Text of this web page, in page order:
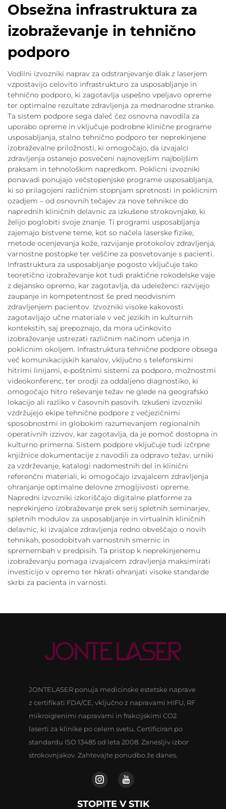
Obsežna infrastruktura za
izobraževanje in tehnično
podporo
Vodilni izvozniki naprav za odstranjevanje dlak z laserjem
vzpostavijo celovito infrastrukturo za usposabljanje in
tehnično podporo, ki zagotavlja uspešno vpeljavo opreme
ter optimalne rezultate zdravljenja za mednarodne stranke.
Ta sistem podpore sega daleč čez osnovna navodila za
uporabo opreme in vključuje podrobne klinične programe
usposabljanja, stalno tehnično podporo ter neprekinjene
izobraževalne priložnosti, ki omogočajo, da izvajalci
zdravljenja ostanejo posvečeni najnovejšim najboljšim
praksam in tehnološkim napredkom. Poklicni izvozniki
ponavadi ponujajo večstopenjske programe usposabljanja,
ki so prilagojeni različnim stopnjam spretnosti in poklicnim
ozadjem – od osnovnih tečajev za nove tehnikce do
naprednih kliničnih delavnic za izkušene strokovnjake, ki
želijo poglobiti svoje znanje. Ti programi usposabljanja
zajemajo bistvene teme, kot so načela laserske fizike,
metode ocenjevanja kože, razvijanje protokolov zdravljenja,
varnostne postopke ter veščine za posvetovanje s pacienti.
Infrastruktura za usposabljanje pogosto vključuje tako
teoretično izobraževanje kot tudi praktične rokodelske vaje
z dejansko opremo, kar zagotavlja, da udeleženci razvijejo
zaupanje in kompetentnost še pred neodvisnim
zdravljenjem pacientov. Izvozniki visoke kakovosti
zagotavljajo učne materiale v več jezikih in kulturnih
kontekstih, saj prepoznajo, da mora učinkovito
izobraževanje ustrezati različnim načinom učenja in
poklicnim okoljem. Infrastruktura tehnične podpore obsega
več komunikacijskih kanalov, vključno s telefonskimi
hitrimi linijami, e-poštnimi sistemi za podporo, možnostmi
videokonferenc, ter orodji za oddaljeno diagnostiko, ki
omogočajo hitro reševanje težav ne glede na geografsko
lokacijo ali razliko v časovnih pasovih. Izkušeni izvozniki
vzdržujejo ekipe tehnične podpore z večjezičnimi
sposobnostmi in globokim razumevanjem regionalnih
operativnih izzivov, kar zagotavlja, da je pomoč dostopna in
kulturno primerna. Sistem podpore vključuje tudi izčrpne
knjižnice dokumentacije z navodili za odpravo težav, urniki
za vzdrževanje, katalogi nadomestnih del in klinični
referenčni materiali, ki omogočajo izvajalcem zdravljenja
ohranjanje optimalne delovne zmogljivosti opreme.
Napredni izvozniki izkoriščajo digitalne platforme za
neprekinjeno izobraževanje prek serij spletnih seminarjev,
spletnih modulov za usposabljanje in virtualnih kliničnih
delavnic, ki izvajalce zdravljenja redno obveščajo o novih
tehnikah, posodobitvah varnostnih smernic in
spremembah v predpisih. Ta pristop k neprekinjenemu
izobraževanju pomaga izvajalcem zdravljenja maksimirati
investicijo v opremo ter hkrati ohranjati visoke standarde
skrbi za pacienta in varnosti.
JONTELASER ponuja medicinske estetske naprave
z certifikati FDA/CE, vključno z napravami HIFU, RF
mikroiglenimi napravami in frakcijskimi CO2
laserti za klinike po celem svetu. Certificiran po
standardu ISO 13485 od leta 2008. Zanesljiv izbor
strokovnjakov. Zahtevajte ponudbo že danes.
STOPITE V STIK